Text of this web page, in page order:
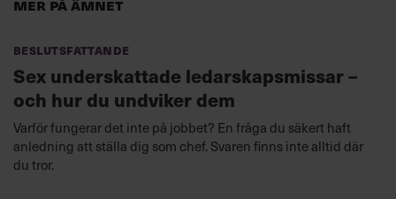
Beslutsfattande
Sex underskattade ledarskapsmissar –
och hur du undviker dem
Varför fungerar det inte på jobbet? En fråga du säkert haft
anledning att ställa dig som chef. Svaren finns inte alltid där
du tror.